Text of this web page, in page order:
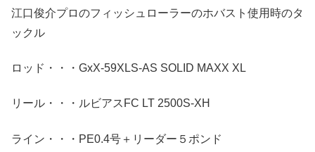
江口俊介プロのフィッシュローラーのホバスト使用時のタ
ックル
ロッド・・・GxX-59XLS-AS SOLID MAXX XL
リール・・・ルビアスFC LT 2500S-XH
ライン・・・PE0.4号＋リーダー５ポンド